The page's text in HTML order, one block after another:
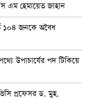
এম হেমায়েত জাহান
১০৪ জনকে অবৈধ
উপাচার্যের পদ টিকিয়ে
প্রফেসর ড. মুহ.